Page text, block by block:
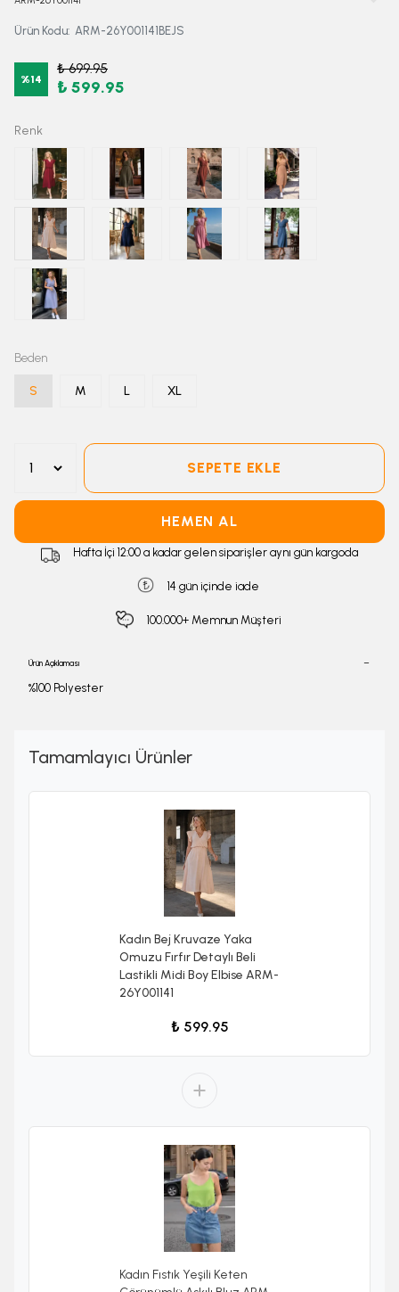
Ürün Kodu: ARM-26Y001141BEJS
%14
₺ 699.95
₺ 599.95
Renk
Beden
S M L XL
SEPETE EKLE
HEMEN AL
Hafta İçi 12:00 a kadar gelen siparişler aynı gün kargoda
14 gün içinde iade
100.000+ Memnun Müşteri
Ürün Açıklaması
%100 Polyester
Tamamlayıcı Ürünler
Kadın Bej Kruvaze Yaka
Omuzu Fırfır Detaylı Beli
Lastikli Midi Boy Elbise ARM-
26Y001141
₺ 599.95
Kadın Fıstık Yeşili Keten